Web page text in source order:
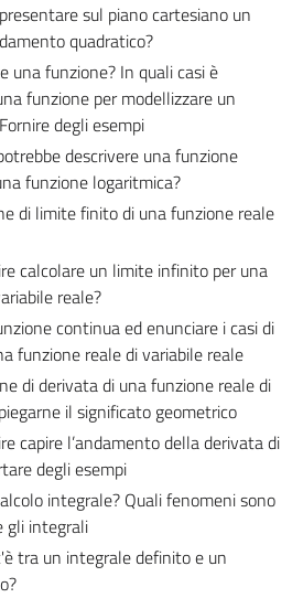
sul piano cartesiano un
quadratico?
una funzione? In quali casi è
funzione per modellizzare un
degli esempi
descrivere una funzione
funzione logaritmica?
di limite finito di una funzione reale
calcolare un limite infinito per una
reale?
continua ed enunciare i casi di
funzione reale di variabile reale
di derivata di una funzione reale di
il significato geometrico
capire l’andamento della derivata di
degli esempi
integrale? Quali fenomeni sono
gli integrali
tra un integrale definito e un